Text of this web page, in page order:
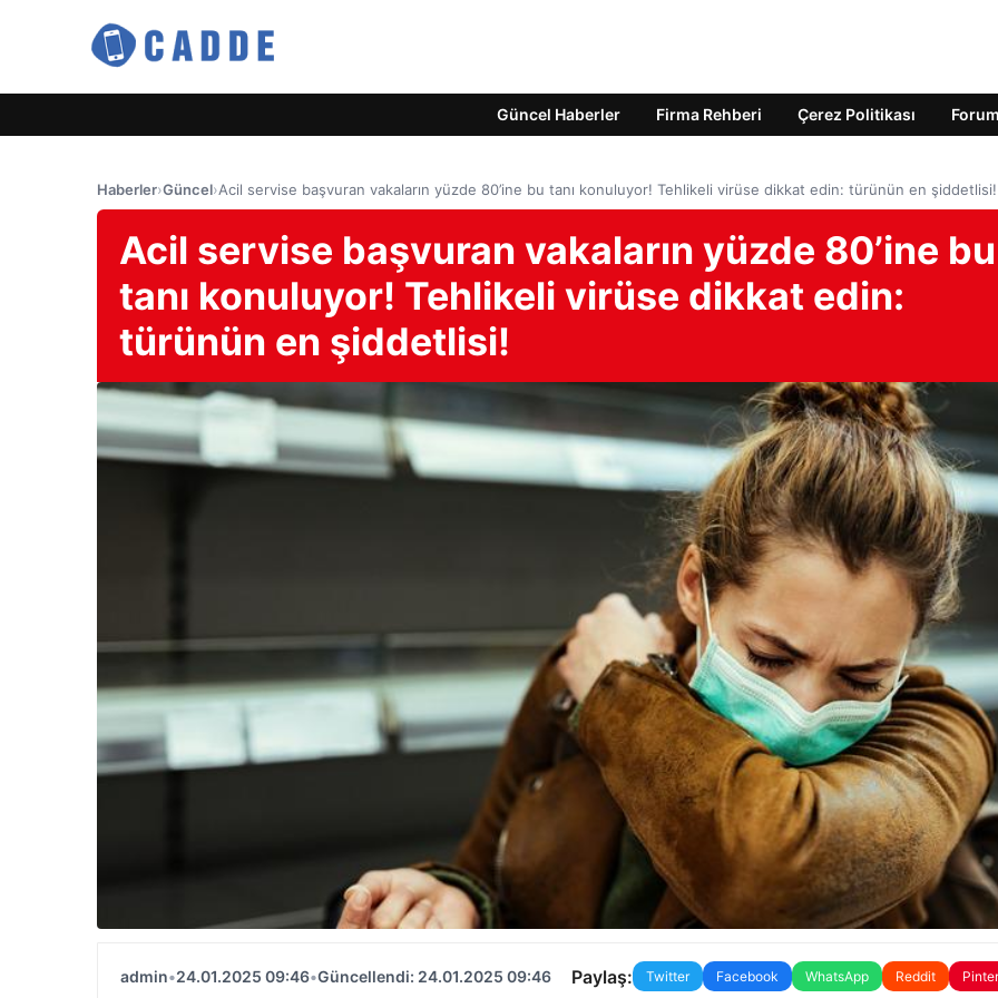
Güncel Haberler Firma Rehberi Çerez Politikası Forum
Haberler›Güncel›Acil servise başvuran vakaların yüzde 80’ine bu tanı konuluyor! Tehlikeli virüse dikkat edin: türünün en şiddetlisi!
Acil servise başvuran vakaların yüzde 80’ine bu
tanı konuluyor! Tehlikeli virüse dikkat edin:
türünün en şiddetlisi!
admin•24.01.2025 09:46•Güncellendi: 24.01.2025 09:46 Paylaş: Twitter Facebook WhatsApp Reddit